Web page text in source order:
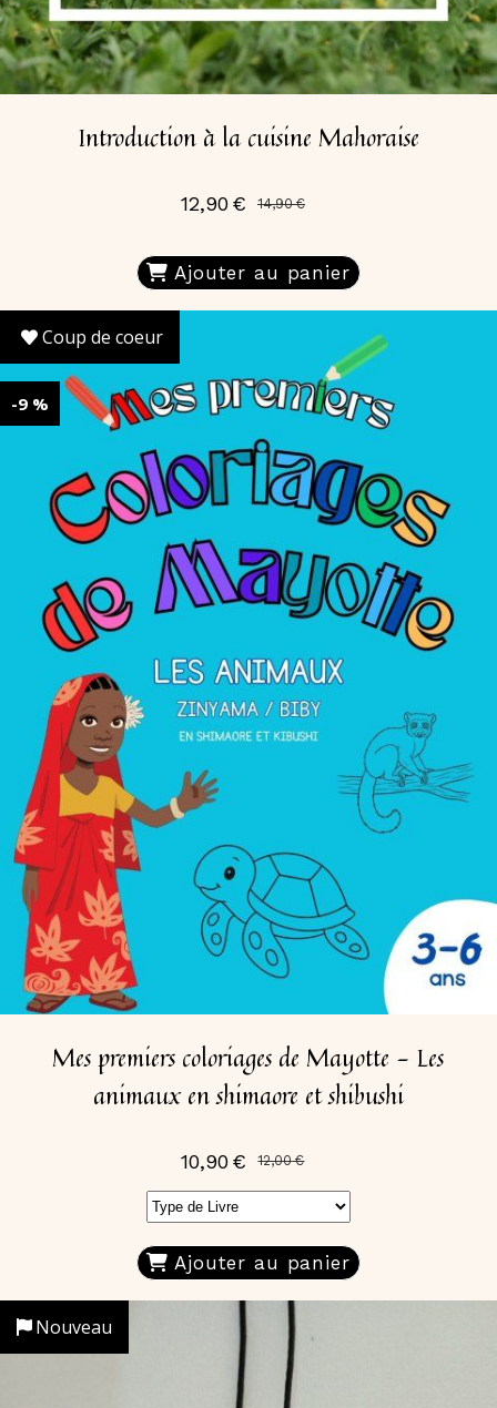
Introduction à la cuisine Mahoraise
12,90€ 14,90€
Ajouter au panier
Coup de coeur
-9 %
Mes premiers coloriages de Mayotte - Les
animaux en shimaore et shibushi
10,90€ 12,00€
Ajouter au panier
Nouveau